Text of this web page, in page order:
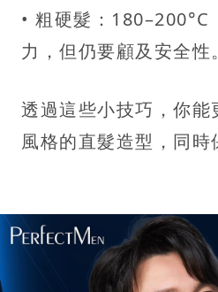
• 粗硬髮：180–200°C
力，但仍要顧及安全性。
透過這些小技巧，你能
風格的直髮造型，同時